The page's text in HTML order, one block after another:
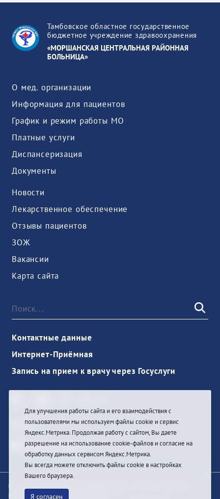
Тамбовское областное государственное
бюджетное учреждение здравоохранения
«МОРШАНСКАЯ ЦЕНТРАЛЬНАЯ РАЙОННАЯ
БОЛЬНИЦА»
О мед. организации
Информация для пациентов
График и режим работы МО
Платные услуги
Диспансеризация
Документы
Новости
Лекарственное обеспечение
Отзывы пациентов
ЗОЖ
Вакансии
Карта сайта
Контактные данные
Интернет-Приёмная
Запись на прием к врачу через Госуслуги
Войти
© При цитировании информации с сайта ссылка на
первоисточник обязательна
Для улучшения работы сайта и его взаимодействия с
пользователями мы используем файлы cookie и сервис
Яндекс.Метрика. Продолжая работу с сайтом, Вы даете
разрешение на использование cookie-файлов и согласие на
обработку данных сервисом Яндекс.Метрика.
Вы всегда можете отключить файлы cookie в настройках
Вашего браузера.
Я согласен